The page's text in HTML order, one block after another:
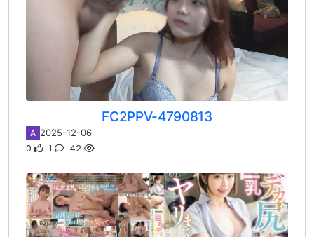
FC2PPV-4790813
A 2025-12-06
0 1 42